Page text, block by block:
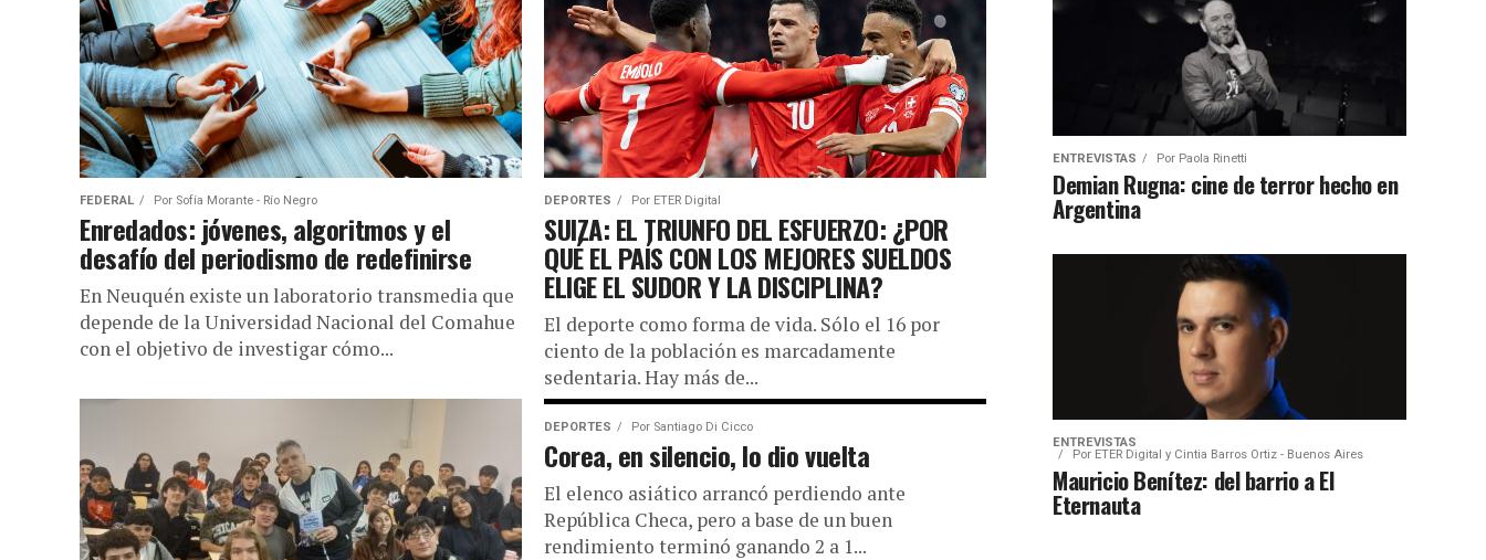
FEDERAL Por Sofía Morante - Río Negro
Enredados: jóvenes, algoritmos y el
desafío del periodismo de redefinirse
En Neuquén existe un laboratorio transmedia que
depende de la Universidad Nacional del Comahue
con el objetivo de investigar cómo...
DEPORTES Por ETER Digital
SUIZA: EL TRIUNFO DEL ESFUERZO: ¿POR
QUÉ EL PAÍS CON LOS MEJORES SUELDOS
ELIGE EL SUDOR Y LA DISCIPLINA?
El deporte como forma de vida. Sólo el 16 por
ciento de la población es marcadamente
sedentaria. Hay más de...
DEPORTES Por Santiago Di Cicco
Corea, en silencio, lo dio vuelta
El elenco asiático arrancó perdiendo ante
República Checa, pero a base de un buen
rendimiento terminó ganando 2 a 1...
ENTREVISTAS Por Paola Rinetti
Demian Rugna: cine de terror hecho en
Argentina
ENTREVISTAS
Por ETER Digital y Cintia Barros Ortiz - Buenos Aires
Mauricio Benítez: del barrio a El
Eternauta